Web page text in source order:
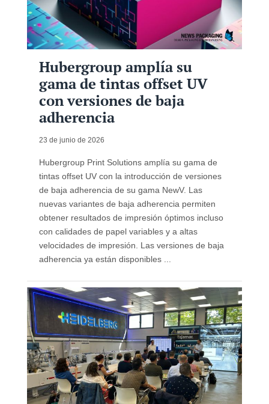
Hubergroup amplía su
gama de tintas offset UV
con versiones de baja
adherencia
23 de junio de 2026
Hubergroup Print Solutions amplía su gama de
tintas offset UV con la introducción de versiones
de baja adherencia de su gama NewV. Las
nuevas variantes de baja adherencia permiten
obtener resultados de impresión óptimos incluso
con calidades de papel variables y a altas
velocidades de impresión. Las versiones de baja
adherencia ya están disponibles ...